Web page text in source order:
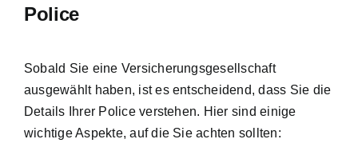
Police
Sobald Sie eine Versicherungsgesellschaft
ausgewählt haben, ist es entscheidend, dass Sie die
Details Ihrer Police verstehen. Hier sind einige
wichtige Aspekte, auf die Sie achten sollten: